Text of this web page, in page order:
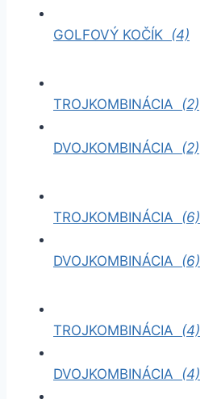
GOLFOVÝ KOČÍK (4)
TROJKOMBINÁCIA (2)
DVOJKOMBINÁCIA (2)
TROJKOMBINÁCIA (6)
DVOJKOMBINÁCIA (6)
TROJKOMBINÁCIA (4)
DVOJKOMBINÁCIA (4)